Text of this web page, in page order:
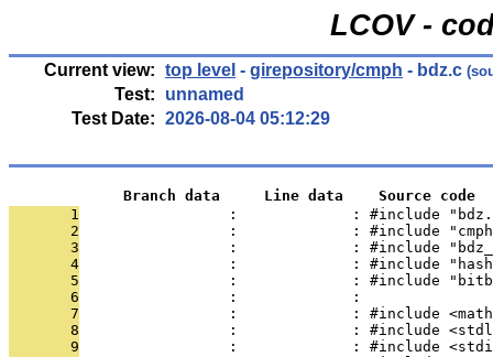
LCOV -
Current view: top level - girepository/cmph - bdz.c
Test:
unnamed
Test Date: 2026-08-04 05:12:29
             Branch data     Line data    Source code
       1
:             : #include
       2
:             : #include
       3
:             : #include
       4
:             : #include
       5
:             : #include
       6
                 :             :
       7
:             : #include
       8
:             : #include
       9
:             : #include